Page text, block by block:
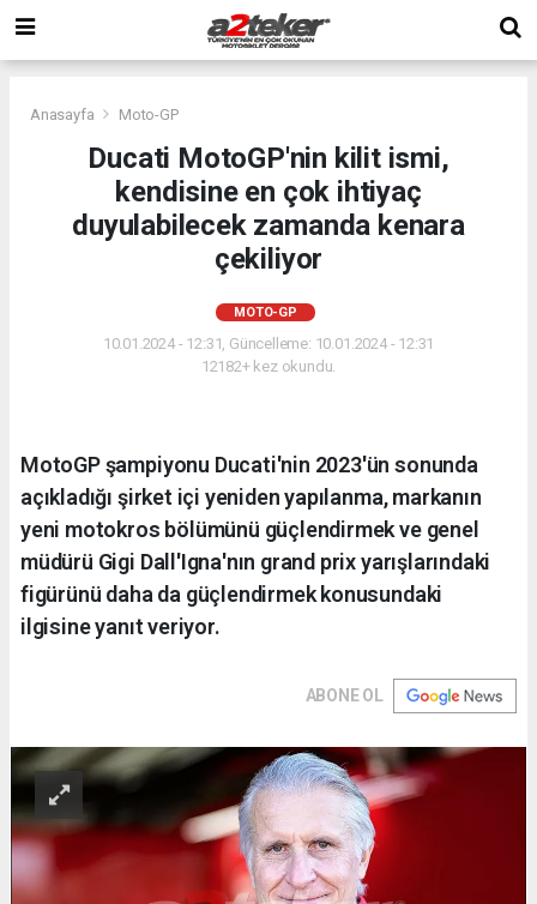
Anasayfa Moto-GP
Ducati MotoGP'nin kilit ismi,
kendisine en çok ihtiyaç
duyulabilecek zamanda kenara
çekiliyor
MOTO-GP
10.01.2024 - 12:31, Güncelleme: 10.01.2024 - 12:31
12182+ kez okundu.
MotoGP şampiyonu Ducati'nin 2023'ün sonunda
açıkladığı şirket içi yeniden yapılanma, markanın
yeni motokros bölümünü güçlendirmek ve genel
müdürü Gigi Dall'Igna'nın grand prix yarışlarındaki
figürünü daha da güçlendirmek konusundaki
ilgisine yanıt veriyor.
ABONE OL